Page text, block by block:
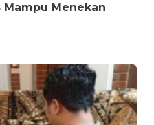
Mampu Menekan